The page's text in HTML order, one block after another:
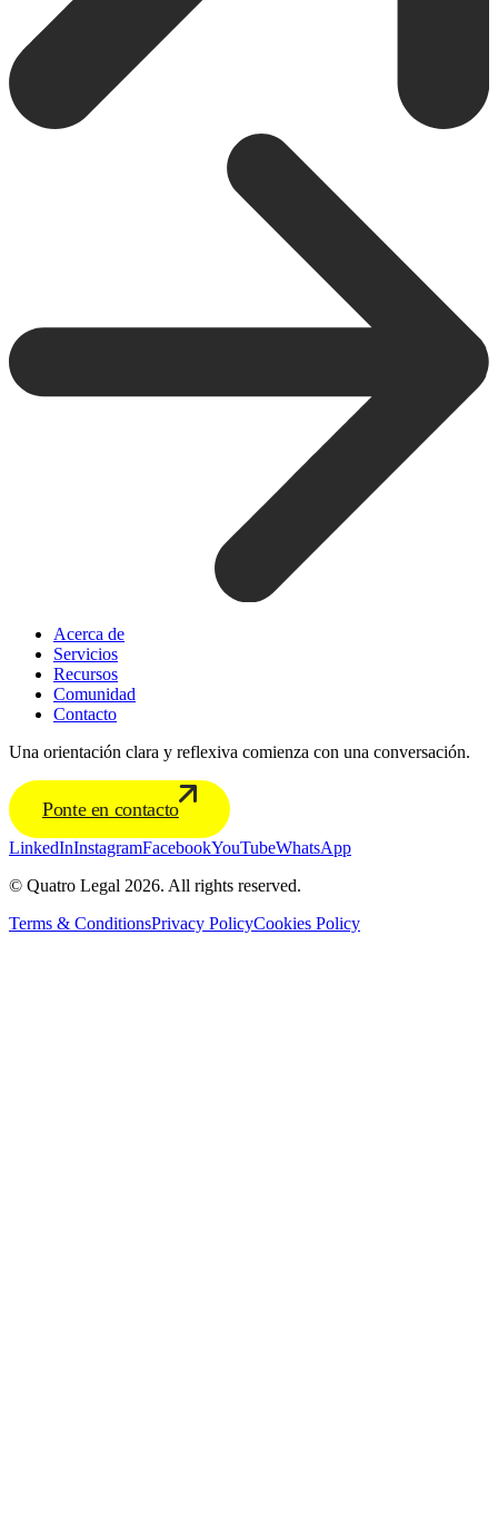
Acerca de
Servicios
Recursos
Comunidad
Contacto
Una orientación clara y reflexiva comienza con una conversación.
Ponte en contacto
LinkedInInstagramFacebookYouTubeWhatsApp
© Quatro Legal 2026. All rights reserved.
Terms & ConditionsPrivacy PolicyCookies Policy